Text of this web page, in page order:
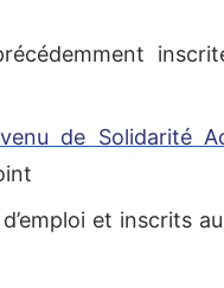
de Solidarité
et inscrits